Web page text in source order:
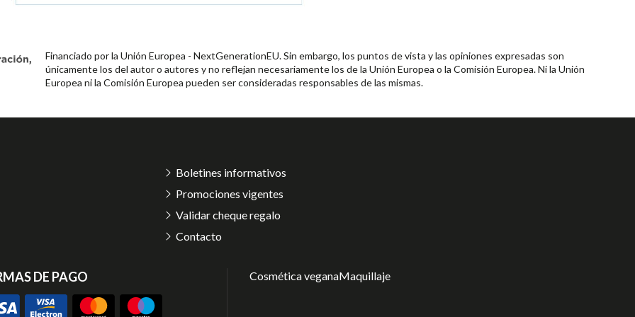
Financiado por la Unión Europea - NextGenerationEU. Sin embargo, los puntos de vista y las opiniones expresadas son
únicamente los del autor o autores y no reflejan necesariamente los de la Unión Europea o la Comisión Europea. Ni la Unión
Europea ni la Comisión Europea pueden ser consideradas responsables de las mismas.
DE PAGO
Boletines informativos
Promociones vigentes
Validar cheque regalo
Contacto
Cosmética veganaMaquillaje